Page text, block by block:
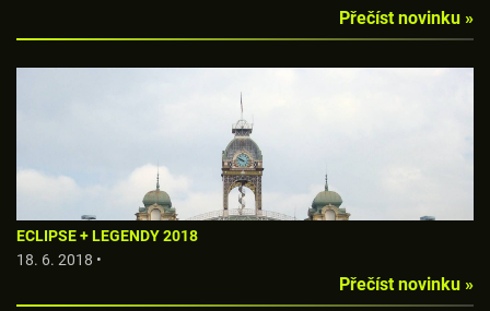
Přečíst novinku »
ECLIPSE + LEGENDY 2018
18. 6. 2018 •
Přečíst novinku »